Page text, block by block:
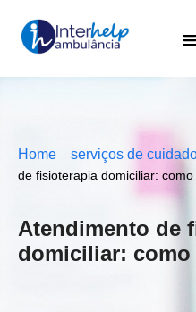
Home – serviços de
de fisioterapia domiciliar:
Atendimento de
domiciliar: